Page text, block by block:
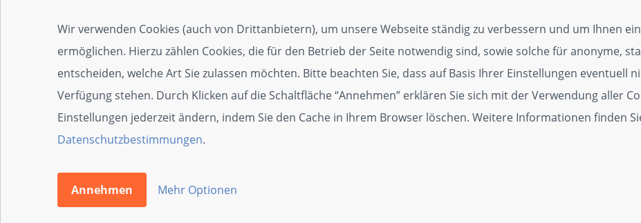
Social Media Vorlage
Web-App
Widget
SEO-Widget
Zertifikat für Kundenzufriedenheit
Wir verwenden Cookies (auch von Drittanbietern), um unsere Webseite ständig zu verbessern und um Ihnen
ermöglichen. Hierzu zählen Cookies, die für den Betrieb der Seite notwendig sind, sowie solche für anonyme,
entscheiden, welche Art Sie zulassen möchten. Bitte beachten Sie, dass auf Basis Ihrer Einstellungen eventuell
Verfügung stehen. Durch Klicken auf die Schaltfläche “Annehmen” erklären Sie sich mit der Verwendung aller
Einstellungen jederzeit ändern, indem Sie den Cache in Ihrem Browser löschen. Weitere Informationen finden
Datenschutzbestimmungen.
Annehmen Mehr Optionen